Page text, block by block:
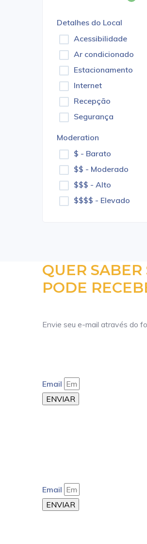
Detalhes do Local
Acessibilidade
Ar condicionado
Estacionamento
Internet
Recepção
Segurança
Moderation
$ - Barato
$$ - Moderado
$$$ - Alto
$$$$ - Elevado
QUER
PODE
Envie seu e-mail através do
Email
ENVIAR
Email
ENVIAR